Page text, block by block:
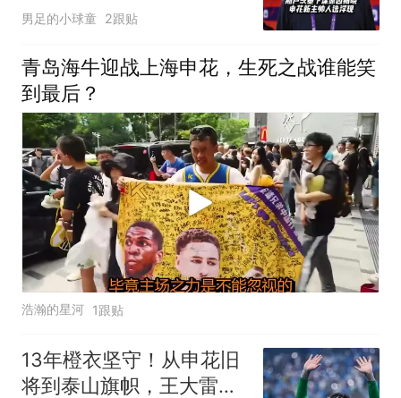
选浮现
男足的小球童 2跟贴
青岛海牛迎战上海申花，生死之战谁能笑
到最后？
浩瀚的星河 1跟贴
13年橙衣坚守！从申花旧
将到泰山旗帜，王大雷用